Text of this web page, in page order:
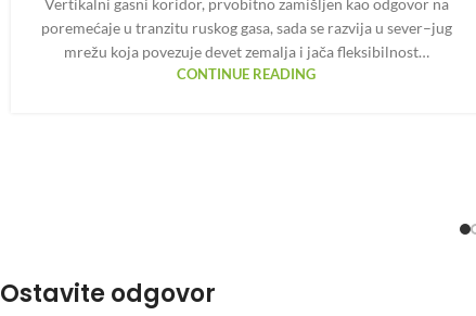
Vertikalni gasni koridor, prvobitno zamišljen kao odgovor na
poremećaje u tranzitu ruskog gasa, sada se razvija u sever–jug
mrežu koja povezuje devet zemalja i jača fleksibilnost…
CONTINUE READING
Ostavite odgovor